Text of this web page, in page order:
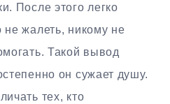
После этого легко
жалеть, никому не
Такой вывод
он сужает душу.
тех, кто